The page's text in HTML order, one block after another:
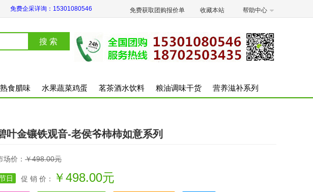
免费企采详询：15301080546 免费获取团购报价单 收藏本站 帮助中心
食腊味 水果蔬菜鸡蛋 茗茶酒水饮料 粮油调味干货 营养滋补系列
叶金镶铁观音-老侯爷柿柿如意系列
场价： ￥498.00元
日 促 销 价： ￥498.00元